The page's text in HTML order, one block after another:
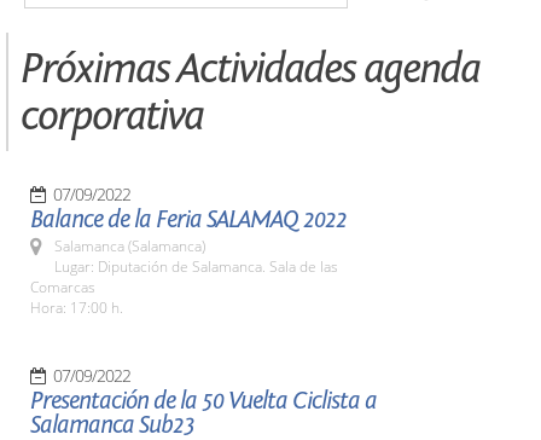
Próximas Actividades agenda
corporativa
07/09/2022
Balance de la Feria SALAMAQ 2022
Salamanca (Salamanca)
Lugar: Diputación de Salamanca. Sala de las
Comarcas
Hora: 17:00 h.
07/09/2022
Presentación de la 50 Vuelta Ciclista a
Salamanca Sub23